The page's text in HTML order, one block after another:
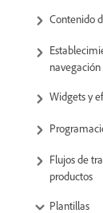
Contenido
navegación
Widgets y
Flujos de
productos
Plantillas